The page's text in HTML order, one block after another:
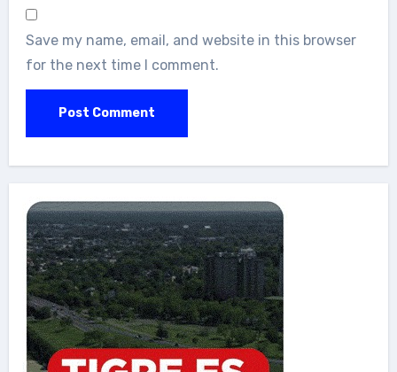
Save my name, email, and website in this browser
for the next time I comment.